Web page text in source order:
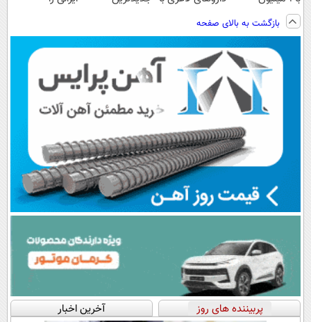
تخفیف و ارسال
از داروخانه‌
داروخانه و پک
یخ!
پرداخت قسطی
بازگشت به بالای صفحه
پربیننده های روز آخرین اخبار